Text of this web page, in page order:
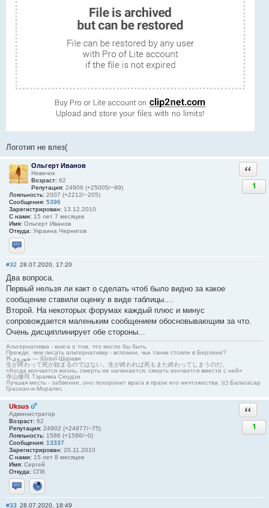
Логотип не влез(
Ольгерт Иванов
Новичок
Возраст: 62
Репутация: 24906 (+25005/−99)
Лояльность: 2007 (+2212/−205)
Сообщения: 5396
Зарегистрирован: 13.12.2010
С нами: 15 лет 7 месяцев
Имя: Ольгерт Иванов
Откуда: Украина Чернигов
Отправить личное сообщение
1
#32 28.07.2020, 17:20
Два вопроса.
Первый нельзя ли какт о сделать чтоб было видно за какое
сообщение ставили оценку в виде таблицы....
Второй. На некоторых форумах каждый плюс и минус
сопровождается маленьким сообщением обосновывающим за что.
Очень дисциплинирует обе стороны...
Альтернативка - книга о том, что могло бы быть.
Прежде, чем писать альтернативку - вспомни, чьи танки стояли в Берлине?
Я-شوروی — šûravî-Шурави
生が終わって死が始まるのではない。生が終われば死もまた終わってしまうのだ。
«Когда кончается жизнь, смерть не начинается, смерть кончается вместе с ней»
寺山修司 Тэраяма Сюудзи
Лучшая месть - забвение, оно похоронит врага в прахе его ничтожества. (с) Бальтасар
Грасиан-и-Моралес
Uksus
Администратор
Возраст: 62
Репутация: 24902 (+24977/−75)
Лояльность: 1586 (+1586/−0)
Сообщения: 13337
Зарегистрирован: 20.11.2010
С нами: 15 лет 8 месяцев
Имя: Сергей
Откуда: СПб
Отправить личное сообщение
Сайт
1
#33 28.07.2020, 18:49